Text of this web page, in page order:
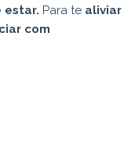
estar. Para te aliviar
com